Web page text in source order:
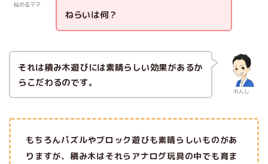
悩めるママ
ねらいは何？
れんし
それは積み木遊びには素晴らしい効果があるか
らこだわるのです。
もちろんパズルやブロック遊びも素晴らしいものがあ
りますが、積み木はそれらアナログ玩具の中でも育ま